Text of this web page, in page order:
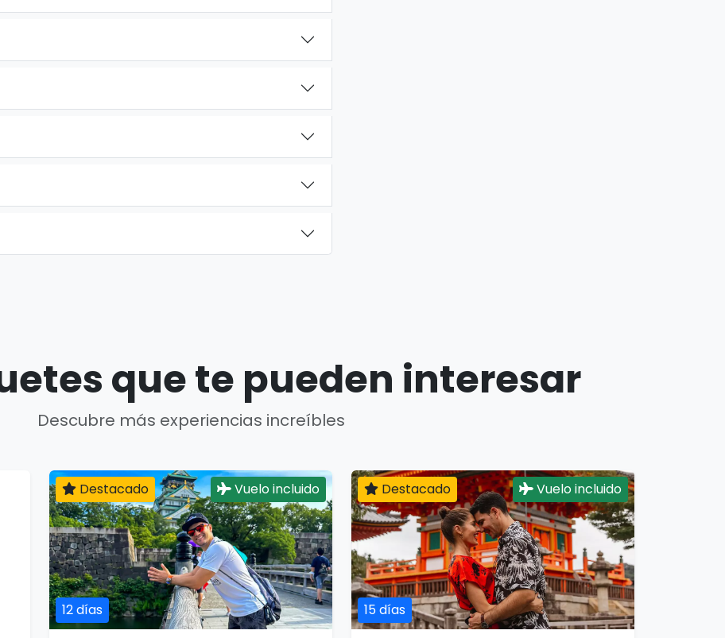
que te pueden interesar
Descubre más experiencias increíbles
12 días
Destacado Vuelo incluido
15 días
Destacado Vuelo incluido